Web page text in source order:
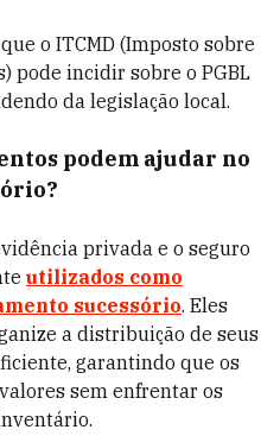
o ITCMD (Imposto sobre
pode incidir sobre o PGBL
da legislação local.
podem ajudar no
privada e o seguro
utilizados como
sucessório. Eles
a distribuição de seus
garantindo que os
sem enfrentar os